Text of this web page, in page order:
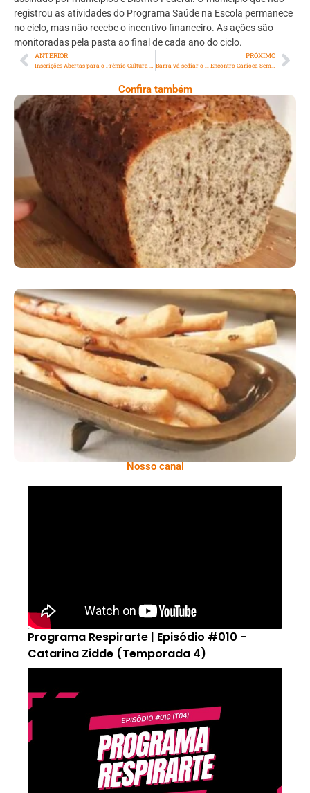
registrou as atividades do Programa Saúde na Escola permanece
no ciclo, mas não recebe o incentivo financeiro. As ações são
monitoradas pela pasta ao final de cada ano do ciclo.
ANTERIOR PRÓXIMO
Barra vá sediar o II Encontro Carioca Sem Estresse
Confira também
Comer Bem: Pão Low Carb
Comer Bem: Palitinhos De Cebola E Salsa
Nosso canal
Programa Respirarte | Episódio #010 -
Catarina Zidde (Temporada 4)